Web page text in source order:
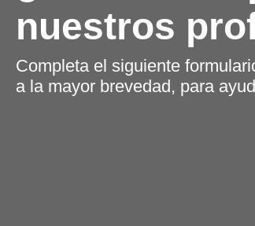
nuestros
Completa el siguiente
a la mayor brevedad, para